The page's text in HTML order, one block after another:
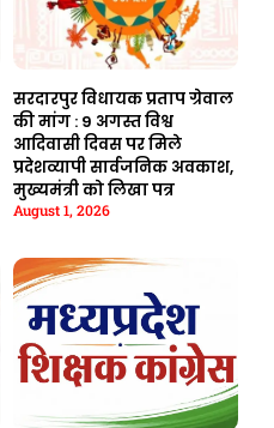
सरदारपुर विधायक प्रताप ग्रेवाल
की मांग : 9 अगस्त विश्व
आदिवासी दिवस पर मिले
प्रदेशव्यापी सार्वजनिक अवकाश,
मुख्यमंत्री को लिखा पत्र
August 1, 2026